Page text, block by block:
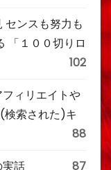
センスも努力も
「１００切りロ
102
ィリエイトや
索された)キ
88
話 87